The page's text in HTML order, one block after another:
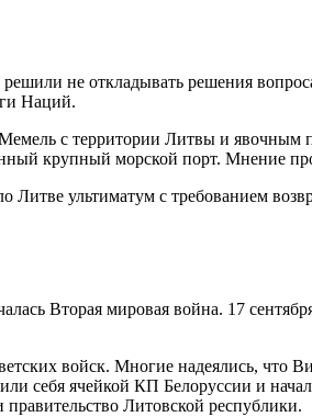
не откладывать решения
Наций.
с территории Литвы и
крупный морской порт. Мнение
Литве ультиматум с требованием
Вторая мировая война. 17
войск. Многие надеялись,
себя ячейкой КП Белоруссии и
Литовской республики.